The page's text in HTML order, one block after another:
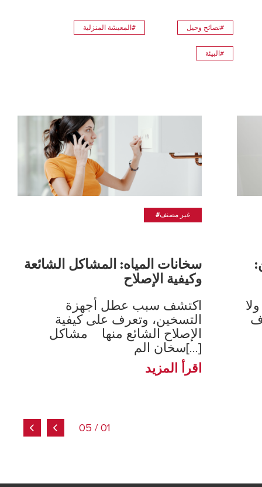
#نصائح وحيل #المعيشة المنزلية
#البيئة
#غير مصنف
سخانات المياه: المشاكل الشائعة
وكيفية الإصلاح
اكتشف سبب عطل أجهزة
التسخين، وتعرف على كيفية
الإصلاح الشائع منها مشاكل
سخان الم[...]
اقرأ المزيد
01 / 05